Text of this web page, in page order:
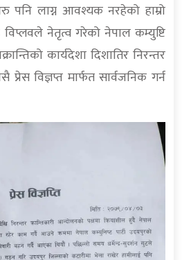
पनि लाग्न आवश्यक नरहेको हाम्रो
नेतृत्व गरेको नेपाल कम्युष्टि
कार्यदेशा दिशातिर निरन्तर
विज्ञप्त मार्फत सार्वजनिक गर्न